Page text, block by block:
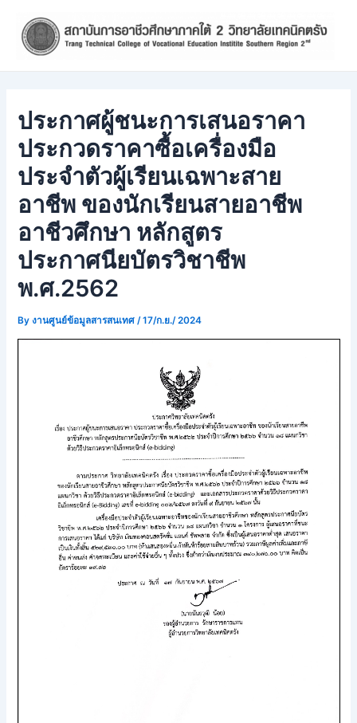
content
ประกาศผู้ชนะการเสนอราคา
ประกวดราคาซื้อเครื่องมือ
ประจำตัวผู้เรียนเฉพาะสาย
อาชีพ ของนักเรียนสายอาชีพ
อาชีวศึกษา หลักสูตร
ประกาศนียบัตรวิชาชีพ
พ.ศ.2562
Byงานศูนย์ข้อมูลสารสนเทศ/17/ก.ย./ 2024
navigation